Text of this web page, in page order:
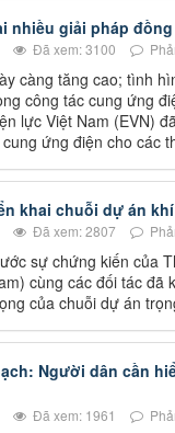
nhiều giải pháp
Đã xem: 3100
càng tăng cao; tình
công tác cung ứng
lực Việt Nam (EVN)
ứng điện cho các
khai chuỗi dự án
Đã xem: 2807
sự chứng kiến của
cùng các đối tác
của chuỗi dự án
Người dân cần
Đã xem: 1961